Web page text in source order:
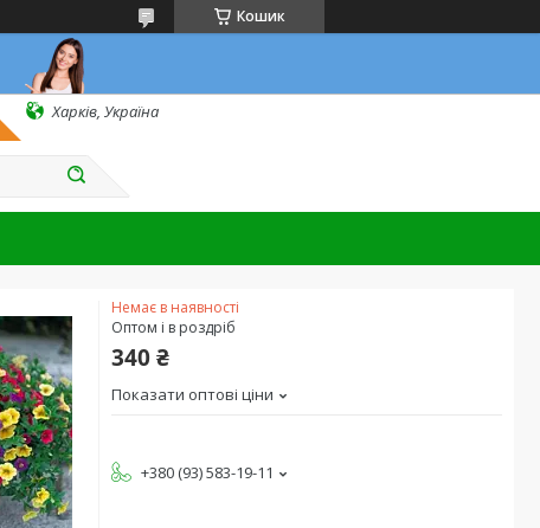
Кошик
Харків, Україна
Немає в наявності
Оптом і в роздріб
340 ₴
Показати оптові ціни
+380 (93) 583-19-11